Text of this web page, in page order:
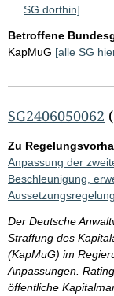
SG dorthin]
Betroffene
KapMuG [alle SG
SG2406050062 (
Zu
Anpassung der
Beschleunigung,
Aussetzungsregelung
Der Deutsche
Straffung des
(KapMuG) im
Anpassungen.
öffentliche